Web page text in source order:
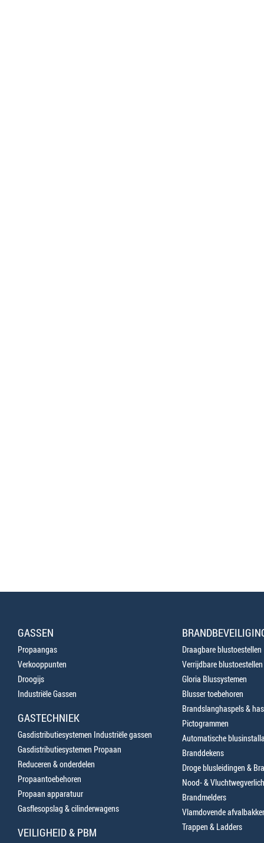
GASSEN
Propaangas
Verkooppunten
Droogijs
Industriële Gassen
GASTECHNIEK
Gasdistributiesystemen Industriële gassen
Gasdistributiesystemen Propaan
Reduceren & onderdelen
Propaantoebehoren
Propaan apparatuur
Gasflesopslag & cilinderwagens
VEILIGHEID & PBM
Draagbare blustoestellen
Verrijdbare blustoestellen
Gloria Blussystemen
Blusser toebehoren
Brandslanghaspels &
Pictogrammen
Automatische
Branddekens
Droge blusleidingen &
Nood- &
Brandmelders
Vlamdovende
Trappen & Ladders